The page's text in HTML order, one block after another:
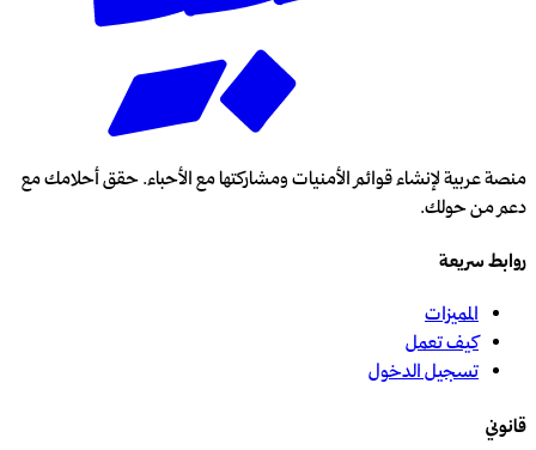
منصة عربية لإنشاء قوائم الأمنيات ومشاركتها مع الأحباء. حقق أحلامك مع
دعم من حولك.
روابط سريعة
المميزات
كيف تعمل
تسجيل الدخول
قانوني